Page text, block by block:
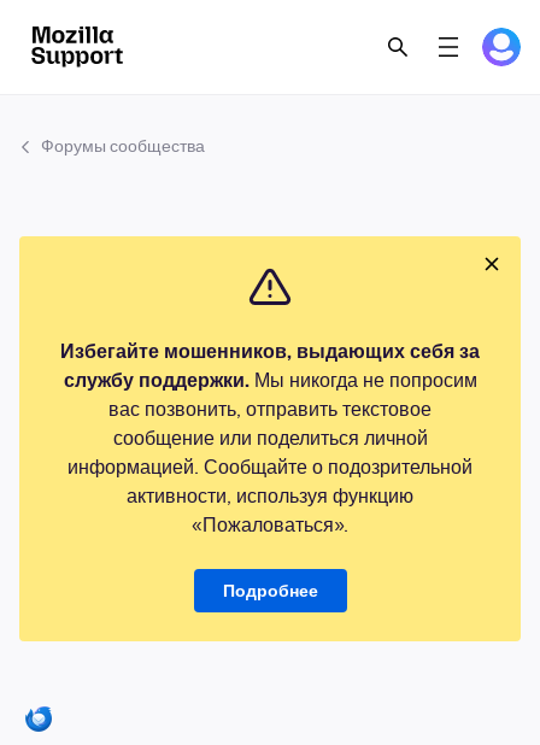
Форумы сообщества
Избегайте мошенников, выдающих себя за
службу поддержки.Мы никогда не попросим
вас позвонить, отправить текстовое
сообщение или поделиться личной
информацией. Сообщайте о подозрительной
активности, используя функцию
«Пожаловаться».
Подробнее